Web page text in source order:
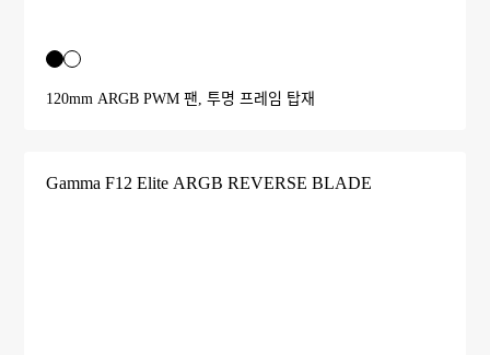
120mm ARGB PWM 팬, 투명 프레임 탑재
Gamma F12 Elite ARGB REVERSE BLADE